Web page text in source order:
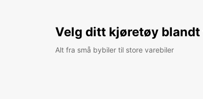
Velg ditt kjøretøy blandt
Alt fra små bybiler til store varebiler